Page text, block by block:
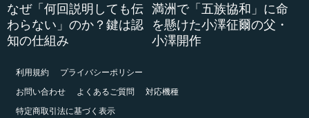
なぜ「何回説明しても伝
わらない」のか？鍵は認
知の仕組み
満洲で「五族協和」に命
を懸けた小澤征爾の父・
小澤開作
利用規約
プライバシーポリシー
お問い合わせ
よくあるご質問
対応機種
特定商取引法に基づく表示